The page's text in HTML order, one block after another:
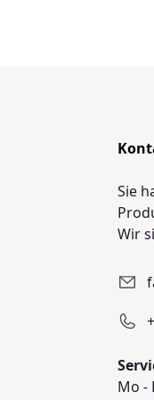
Sie
Wir
Mo -